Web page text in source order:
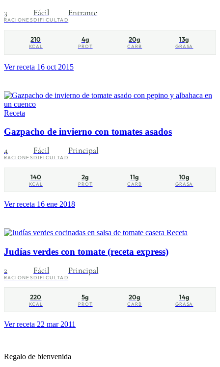
3
RACIONES
Fácil
DIFICULTAD
Entrante
210
KCAL
4g
PROT
20g
CARB
13g
GRASA
Ver receta 16 oct 2015
Receta
Gazpacho de invierno con tomates asados
4
RACIONES
Fácil
DIFICULTAD
Principal
140
KCAL
2g
PROT
11g
CARB
10g
GRASA
Ver receta 16 ene 2018
Receta
Judías verdes con tomate (receta express)
2
RACIONES
Fácil
DIFICULTAD
Principal
220
KCAL
5g
PROT
20g
CARB
14g
GRASA
Ver receta 22 mar 2011
Regalo de bienvenida